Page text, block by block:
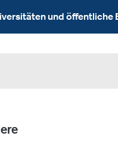
und öffentliche